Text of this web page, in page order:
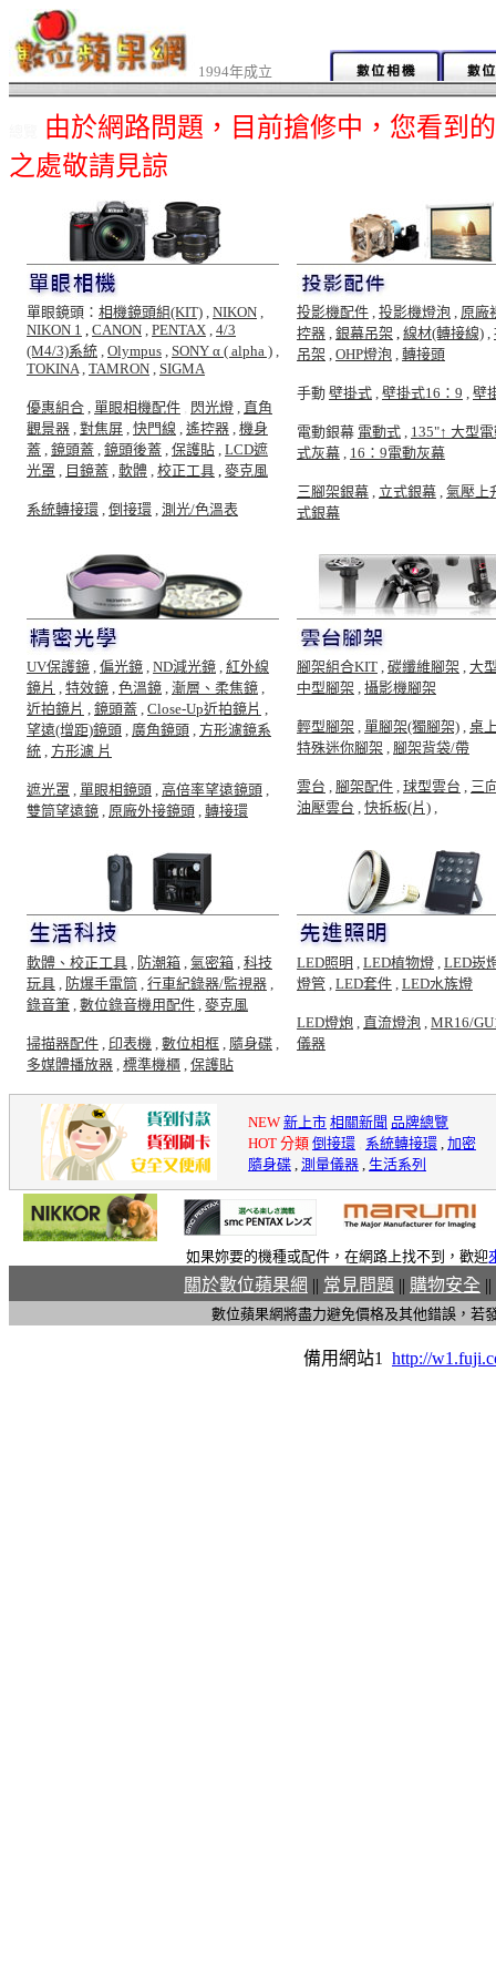
1994年成立
由於網路問題，目前搶修中，您看到
之處敬請見諒
單眼鏡頭： 相機鏡頭組(KIT) , NIKON ,
NIKON 1 , CANON , PENTAX , 4/3
(M4/3)系統 , Olympus , SONY α ( alpha ) ,
TOKINA, TAMRON , SIGMA
優惠組合 , 單眼相機配件 , 閃光燈 , 直角
觀景器 , 對焦屏 , 快門線 , 遙控器 , 機身
蓋 , 鏡頭蓋 , 鏡頭後蓋 , 保護貼 , LCD遮
光罩 , 目鏡蓋 , 軟體 , 校正工具 , 麥克風
系統轉接環 , 倒接環 , 測光/色溫表
投影機配件 , 投影機燈泡 , 原廠
控器 , 銀幕吊架 , 線材(轉接線) ,
吊架 , OHP燈泡 , 轉接頭
手動 壁掛式 , 壁掛式16：9 , 壁
電動銀幕 電動式 , 135"↑ 大型
式灰幕 , 16：9電動灰幕
三腳架銀幕 , 立式銀幕 , 氣壓上
式銀幕
UV保護鏡 , 偏光鏡 , ND減光鏡 , 紅外線
鏡片 , 特效鏡 , 色溫鏡 , 漸層、柔焦鏡 ,
近拍鏡片 , 鏡頭蓋 , Close-Up近拍鏡片 ,
望遠(增距)鏡頭 , 廣角鏡頭 , 方形濾鏡系
統 , 方形濾 片
遮光罩 , 單眼相鏡頭 , 高倍率望遠鏡頭 ,
雙筒望遠鏡 , 原廠外接鏡頭 , 轉接環
腳架組合KIT , 碳纖維腳架 , 大
中型腳架 , 攝影機腳架
輕型腳架 , 單腳架(獨腳架) , 桌
特殊迷你腳架 , 腳架背袋/帶
雲台 , 腳架配件 , 球型雲台 , 三
油壓雲台 , 快拆板(片) ,
軟體、校正工具 , 防潮箱 , 氣密箱 , 科技
玩具 , 防爆手電筒 , 行車紀錄器/監視器 ,
錄音筆 , 數位錄音機用配件 , 麥克風
掃描器配件 , 印表機 , 數位相框 , 隨身碟 ,
多媒體播放器 , 標準機櫃 , 保護貼
LED照明 , LED植物燈 , LED崁
燈管 , LED套件 , LED水族燈
LED燈炮 , 直流燈泡 , MR16/
儀器
NEW 新上市 相關新聞 品牌總覽
HOT 分類 倒接環 系統轉接環 , 加密
隨身碟 , 測量儀器 , 生活系列
如果妳要的機種或配件，在網路上找不到，歡迎
關於數位蘋果網 || 常見問題 || 購物安全 ||
數位蘋果網將盡力避免價格及其他錯誤，若
備用網站1 http://